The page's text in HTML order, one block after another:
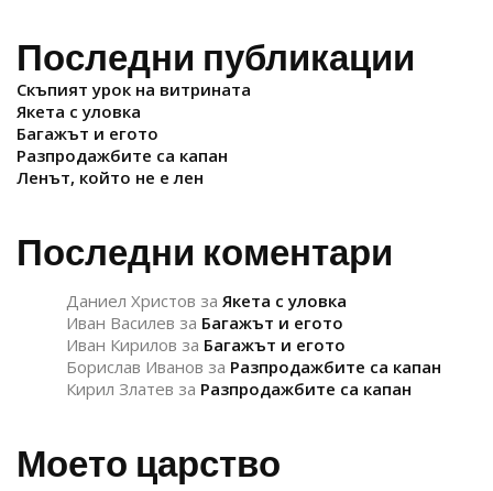
Последни публикации
Скъпият урок на витрината
Якета с уловка
Багажът и егото
Разпродажбите са капан
Ленът, който не е лен
Последни коментари
Даниел Христов за Якета с уловка
Иван Василев за Багажът и егото
Иван Кирилов за Багажът и егото
Борислав Иванов за Разпродажбите са капан
Кирил Златев за Разпродажбите са капан
Моето царство